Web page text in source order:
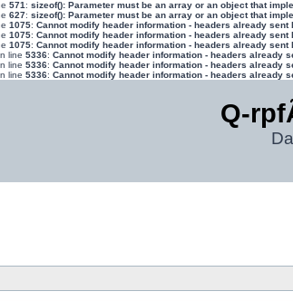
571 : sizeof(): Parameter must be an array or an object that
627: sizeof(): Parameter must be an array or an object that
1075: Cannot modify header information - headers already
1075: Cannot modify header information - headers already
1075: Cannot modify header information - headers already
line 5336: Cannot modify header information - headers already
line 5336: Cannot modify header information - headers already
line 5336: Cannot modify header information - headers already
Q-